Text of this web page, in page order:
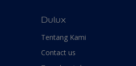
Dulux
Tentang Kami
Contact us